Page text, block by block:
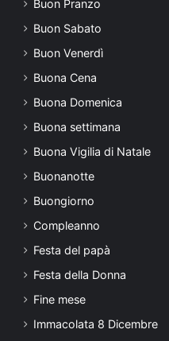
Buon Pranzo
Buon Sabato
Buon Venerdì
Buona Cena
Buona Domenica
Buona settimana
Buona Vigilia di Natale
Buonanotte
Buongiorno
Compleanno
Festa del papà
Festa della Donna
Fine mese
Immacolata 8 Dicembre